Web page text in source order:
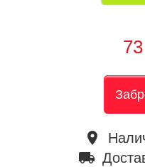
place
local_shipping